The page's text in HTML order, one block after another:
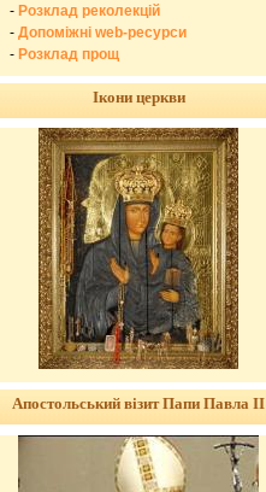
- Розклад реколекцій
- Допоміжні web-ресурси
- Розклад прощ
Ікони церкви
Апостольський візит Папи Павла ІІ